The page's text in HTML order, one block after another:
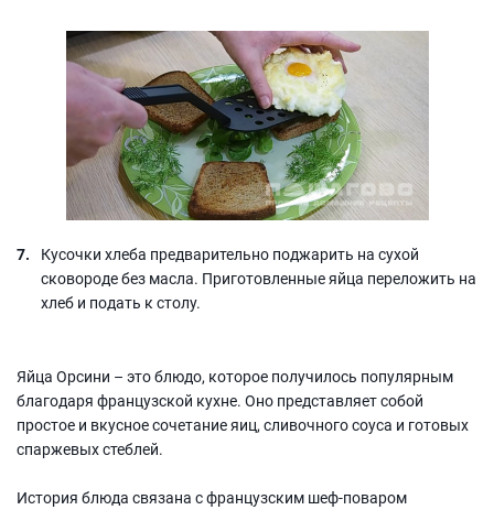
Кусочки хлеба предварительно поджарить на сухой
сковороде без масла. Приготовленные яйца переложить на
хлеб и подать к столу.
Яйца Орсини – это блюдо, которое получилось популярным
благодаря французской кухне. Оно представляет собой
простое и вкусное сочетание яиц, сливочного соуса и готовых
спаржевых стеблей.
История блюда связана с французским шеф-поваром